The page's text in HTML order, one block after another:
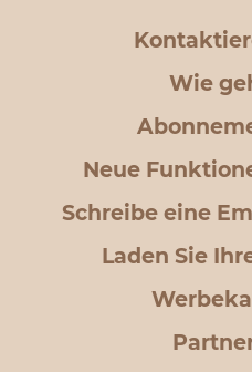
Wie
Neue
Schreibe eine
Laden Sie